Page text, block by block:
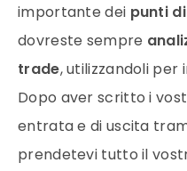
importante dei punti
dovreste sempre
trade, utilizzandoli per
Dopo aver scritto i
entrata e di uscita
prendetevi tutto il